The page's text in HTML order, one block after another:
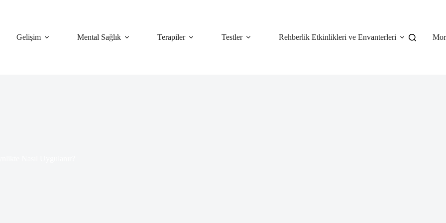
Gelişim Mental Sağlık Terapiler Testler Rehberlik Etkinlikleri ve Envanterleri